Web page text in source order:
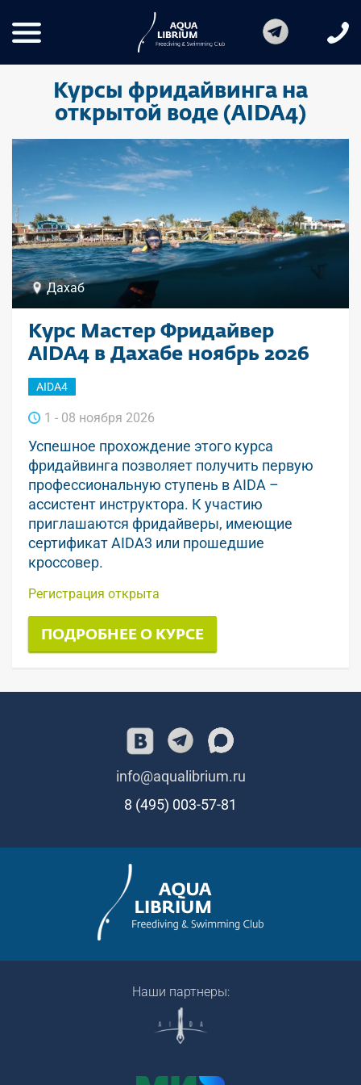
Курсы фридайвинга на
открытой воде (AIDA4)
Дахаб
Курс Мастер Фридайвер
AIDA4 в Дахабе ноябрь 2026
AIDA4
1 - 08 ноября 2026
Успешное прохождение этого курса
фридайвинга позволяет получить первую
профессиональную ступень в AIDA –
ассистент инструктора. К участию
приглашаются фридайверы, имеющие
сертификат AIDA3 или прошедшие
кроссовер.
Регистрация открыта
ПОДРОБНЕЕ О КУРСЕ
info@aqualibrium.ru
8 (495) 003-57-81
Наши партнеры: